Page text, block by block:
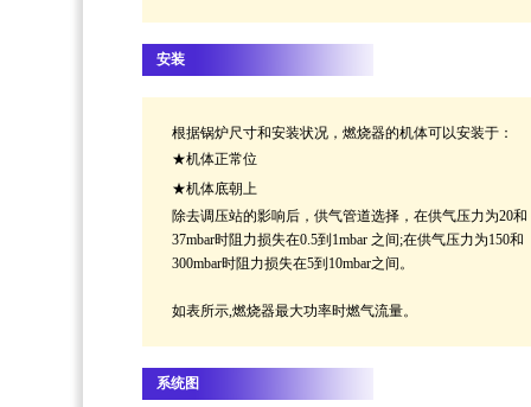
安装
根据锅炉尺寸和安装状况，燃烧器的机体可以安装于：
★机体正常位
★机体底朝上
除去调压站的影响后，供气管道选择，在供气压力为20和
37mbar时阻力损失在0.5到1mbar 之间;在供气压力为150和
300mbar时阻力损失在5到10mbar之间。
如表所示,燃烧器最大功率时燃气流量。
系统图